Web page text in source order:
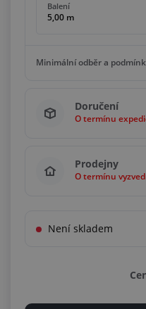
Balení
5,00 m
Minimální odběr a
100,00 m
Násobky 5,00 m
Doručení
O termínu
Prodejny
O termínu
Není skladem